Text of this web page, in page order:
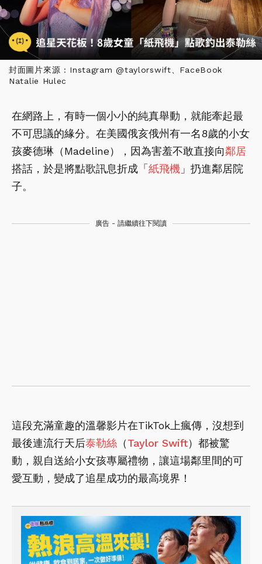
封面圖片來源 : Instagram @taylorswift、FaceBook
Natalie Hulec
在網路上，有時一個小小的純真舉動，就能牽起最
不可思議的緣分。在美國俄亥俄州有一名8歲的小女
孩麥德琳（Madeline），因為害羞不敢直接向鄰居
搭話，於是將點歌訊息折成「 紙飛機 」扔進鄰居院
子。
廣告 - 請繼續往下閱讀
這段充滿童趣的溫馨影片在TikTok上瘋傳，沒想到
最後連流行天后泰勒絲 （Taylor Swift）都被驚
動，親自送給小女孩專屬禮物，讓這場鄰里間的可
愛互動，變成了追星成功的最高境界！